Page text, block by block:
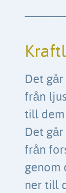
Det
från
till dem
Det
från
genom
ner till